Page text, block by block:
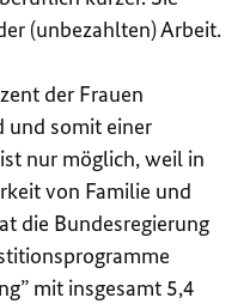
(unbezahlten) Arbeit.
der Frauen
und somit einer
nur möglich, weil in
von Familie und
die Bundesregierung
mit insgesamt 5,4